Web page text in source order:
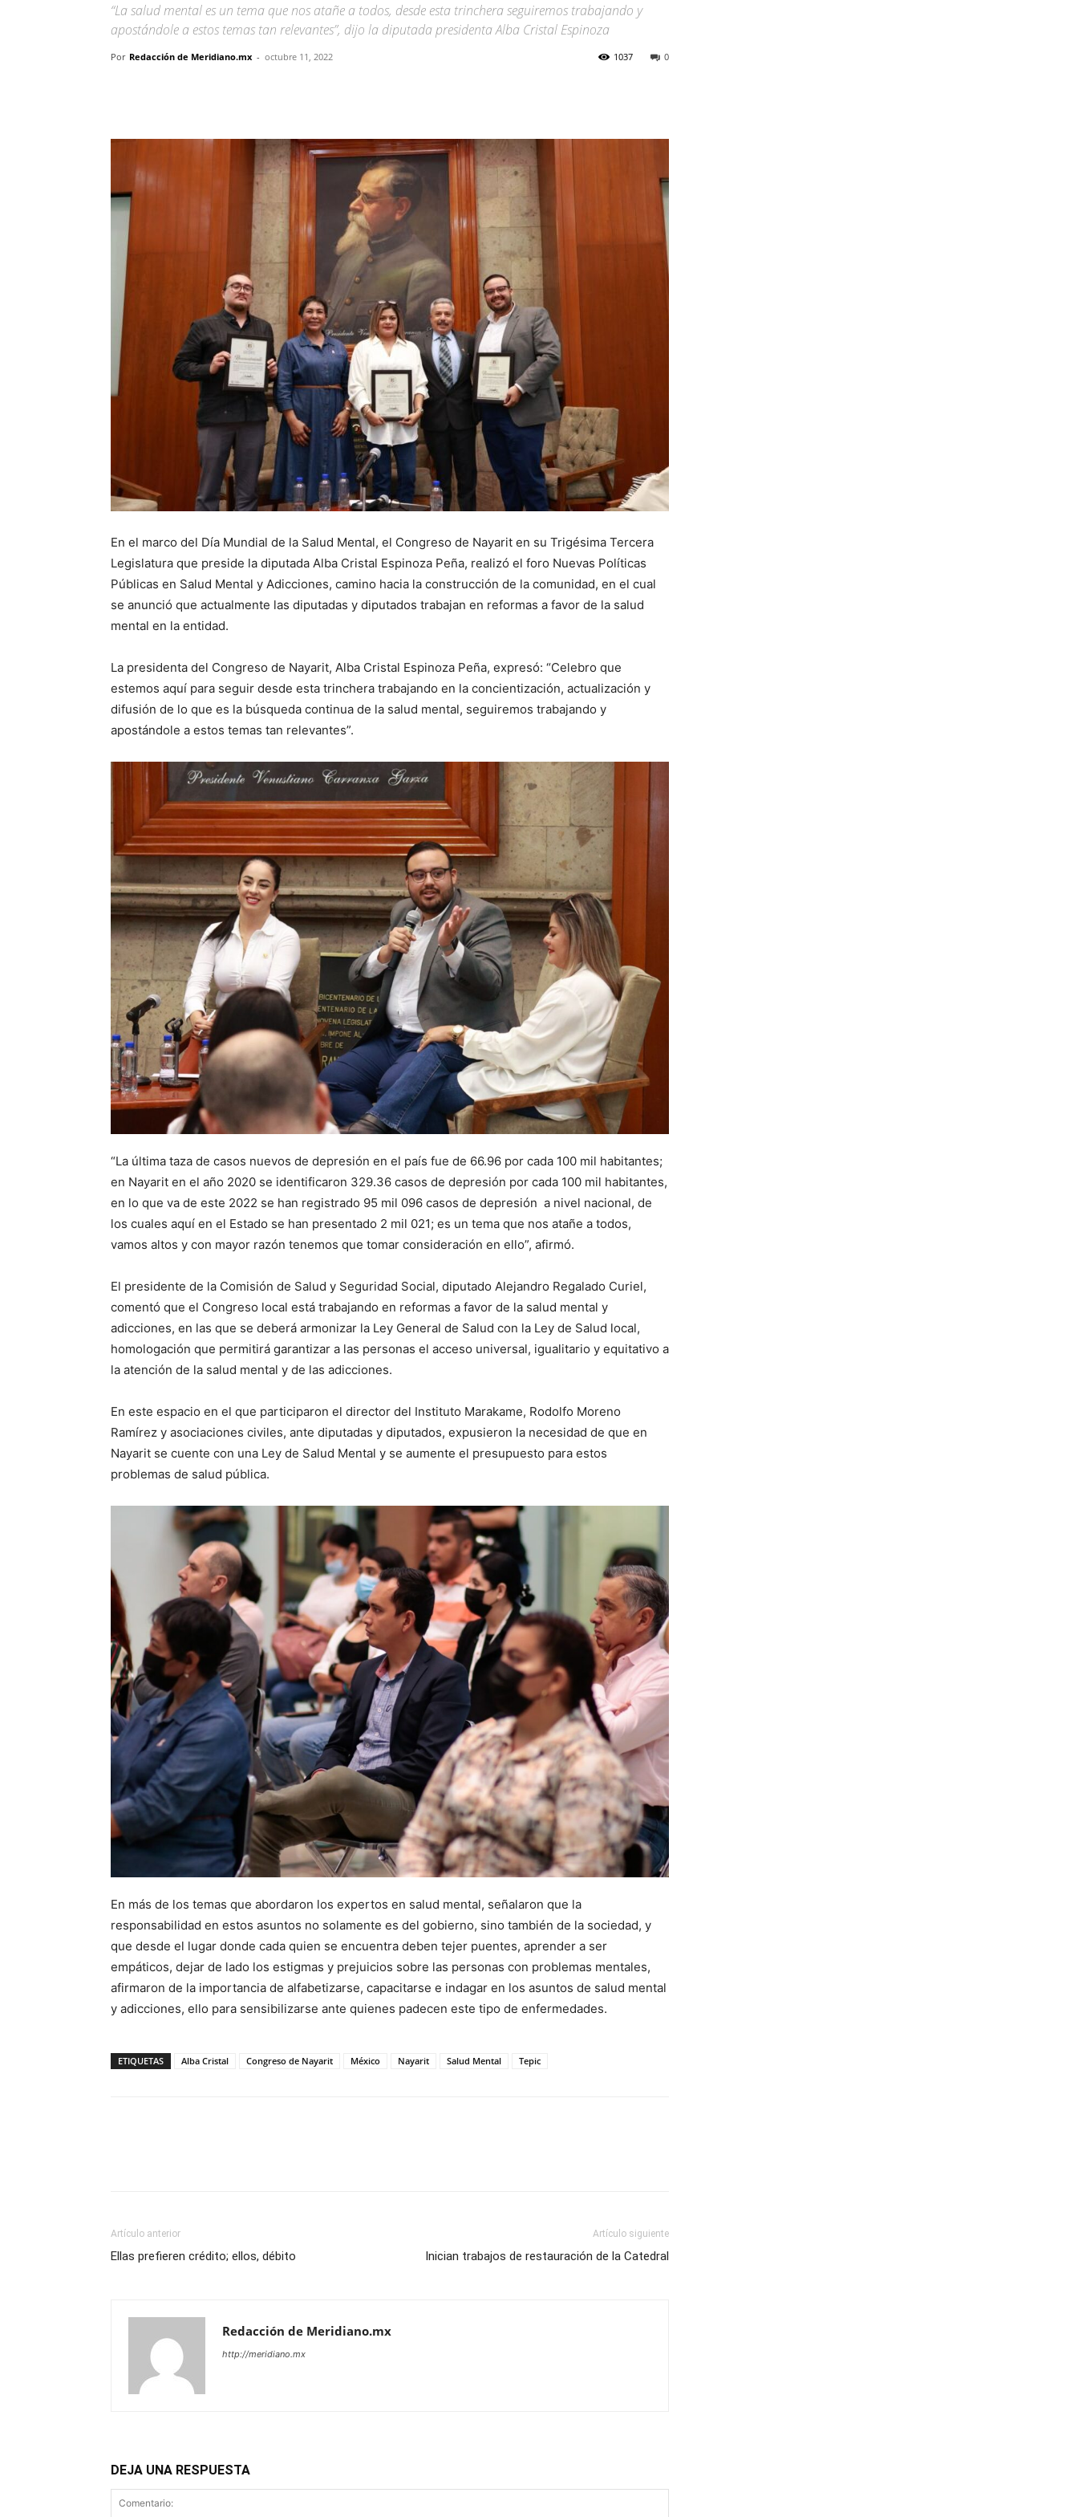
“La salud mental es un tema que nos atañe a todos, desde esta trinchera seguiremos trabajando y
apostándole a estos temas tan relevantes”, dijo la diputada presidenta Alba Cristal Espinoza
Por Redacción de Meridiano.mx - octubre 11, 2022 0
1037
En el marco del Día Mundial de la Salud Mental, el Congreso de Nayarit en su Trigésima Tercera
Legislatura que preside la diputada Alba Cristal Espinoza Peña, realizó el foro Nuevas Políticas
Públicas en Salud Mental y Adicciones, camino hacia la construcción de la comunidad, en el cual
se anunció que actualmente las diputadas y diputados trabajan en reformas a favor de la salud
mental en la entidad.
La presidenta del Congreso de Nayarit, Alba Cristal Espinoza Peña, expresó: “Celebro que
estemos aquí para seguir desde esta trinchera trabajando en la concientización, actualización y
difusión de lo que es la búsqueda continua de la salud mental, seguiremos trabajando y
apostándole a estos temas tan relevantes”.
“La última taza de casos nuevos de depresión en el país fue de 66.96 por cada 100 mil habitantes;
en Nayarit en el año 2020 se identificaron 329.36 casos de depresión por cada 100 mil habitantes,
en lo que va de este 2022 se han registrado 95 mil 096 casos de depresión a nivel nacional, de
los cuales aquí en el Estado se han presentado 2 mil 021; es un tema que nos atañe a todos,
vamos altos y con mayor razón tenemos que tomar consideración en ello”, afirmó.
El presidente de la Comisión de Salud y Seguridad Social, diputado Alejandro Regalado Curiel,
comentó que el Congreso local está trabajando en reformas a favor de la salud mental y
adicciones, en las que se deberá armonizar la Ley General de Salud con la Ley de Salud local,
homologación que permitirá garantizar a las personas el acceso universal, igualitario y equitativo a
la atención de la salud mental y de las adicciones.
En este espacio en el que participaron el director del Instituto Marakame, Rodolfo Moreno
Ramírez y asociaciones civiles, ante diputadas y diputados, expusieron la necesidad de que en
Nayarit se cuente con una Ley de Salud Mental y se aumente el presupuesto para estos
problemas de salud pública.
En más de los temas que abordaron los expertos en salud mental, señalaron que la
responsabilidad en estos asuntos no solamente es del gobierno, sino también de la sociedad, y
que desde el lugar donde cada quien se encuentra deben tejer puentes, aprender a ser
empáticos, dejar de lado los estigmas y prejuicios sobre las personas con problemas mentales,
afirmaron de la importancia de alfabetizarse, capacitarse e indagar en los asuntos de salud mental
y adicciones, ello para sensibilizarse ante quienes padecen este tipo de enfermedades.
ETIQUETAS Alba Cristal Congreso de Nayarit México Nayarit Salud Mental Tepic
Artículo anterior
Ellas prefieren crédito; ellos, débito
Artículo siguiente
Inician trabajos de restauración de la Catedral
Redacción de Meridiano.mx
http://meridiano.mx
DEJA UNA RESPUESTA